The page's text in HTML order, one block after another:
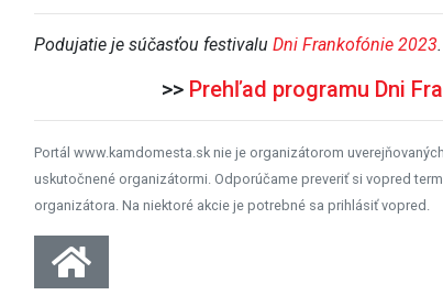
Podujatie je súčasťou festivaluDni Frankofónie 2023.
>> Prehľad programu Dni
Portál www.kamdomesta.sk nie je organizátorom
uskutočnené organizátormi. Odporúčame preveriť si vopred
organizátora. Na niektoré akcie je potrebné sa prihlásiť vopred.